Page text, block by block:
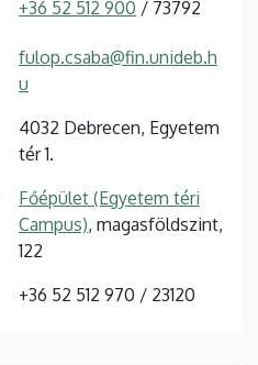
+36 52 512 900 / 73792
fulop.csaba@fin.unideb.h
u
4032 Debrecen, Egyetem
tér 1.
Főépület (Egyetem téri
Campus), magasföldszint,
122
+36 52 512 970 / 23120